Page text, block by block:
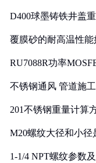
D400球墨铸铁井盖
覆膜砂的耐高温性能
RU7088R功率
不锈钢通风 管道施工
201不锈钢重量计算
M20螺纹大径和小径
1-1/4 NPT螺纹参数